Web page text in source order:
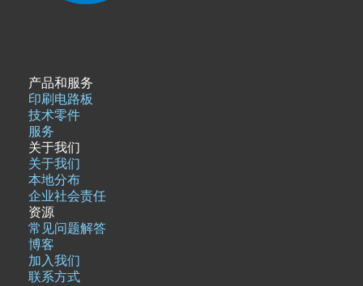
产品和服务
印刷电路板
技术零件
服务
关于我们
关于我们
本地分布
企业社会责任
资源
常见问题解答
博客
加入我们
联系方式